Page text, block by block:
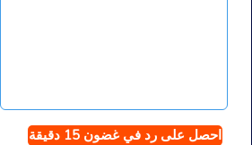
احصل على رد في غضون 15 دقيقة